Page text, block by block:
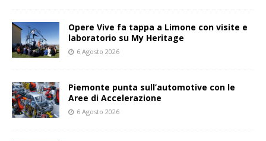
Opere Vive fa tappa a Limone con visite e
laboratorio su My Heritage
6 Agosto 2026
Piemonte punta sull’automotive con le
Aree di Accelerazione
6 Agosto 2026